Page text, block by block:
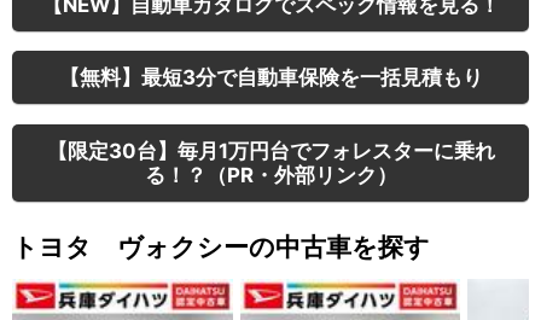
【無料】最短3分で自動車保険を一括見積もり
【限定30台】毎月1万円台でフォレスターに乗れ
る！？（PR・外部リンク）
トヨタ ヴォクシーの中古車を探す